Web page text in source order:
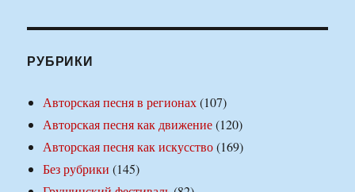
РУБРИКИ
Авторская песня в регионах(107)
Авторская песня как движение(120)
Авторская песня как искусство(169)
Без рубрики (145)